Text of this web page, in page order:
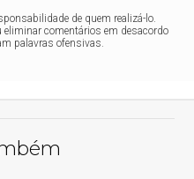
de quem realizá-lo.
eliminar comentários em desacordo
palavras ofensivas.